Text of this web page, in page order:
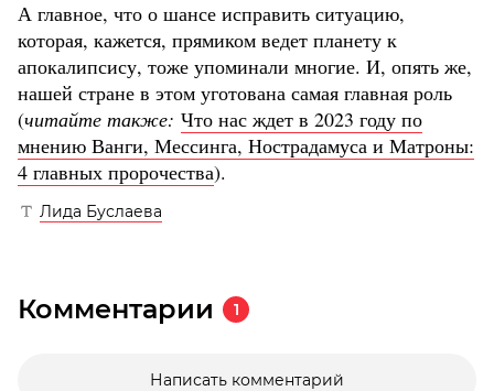
А главное, что о шансе исправить ситуацию,
которая, кажется, прямиком ведет планету к
апокалипсису, тоже упоминали многие. И, опять же,
нашей стране в этом уготована самая главная роль
(читайте также: Что нас ждет в 2023 году по
мнению Ванги, Мессинга, Нострадамуса и Матроны:
4 главных пророчества).
Лида Буслаева
Комментарии 1
Написать комментарий